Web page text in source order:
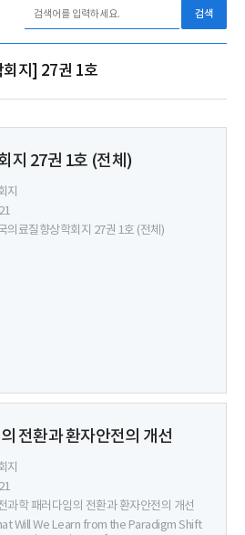
검색
회지] 27권 1호
지 27권 1호 (전체)
지
의료질향상학회지 27권 1호 (전체)
전환과 환자안전의 개선
지
과학 패러다임의 전환과 환자안전의 개선
Will We Learn from the Paradigm Shift